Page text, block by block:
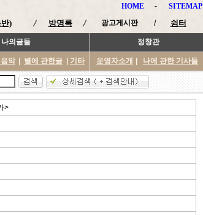
HOME - SITEMAP
) 방명록 광고게시판 / 쉼터
나의글들 정창관
악 별에 관한글 기타 운영자소개 나에 관한 기사들
>